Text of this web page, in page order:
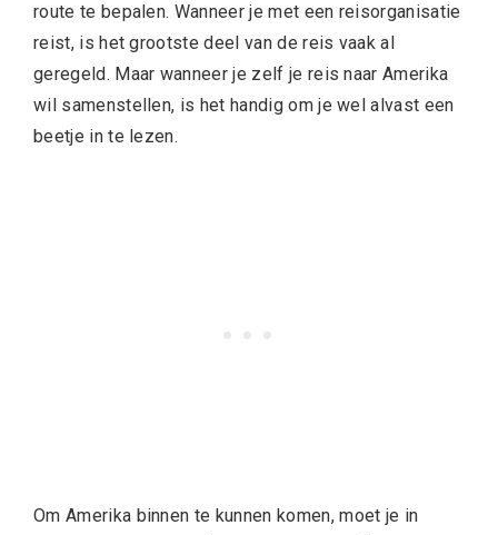
route te bepalen. Wanneer je met een reisorganisatie
reist, is het grootste deel van de reis vaak al
geregeld. Maar wanneer je zelf je reis naar Amerika
wil samenstellen, is het handig om je wel alvast een
beetje in te lezen.
Om Amerika binnen te kunnen komen, moet je in